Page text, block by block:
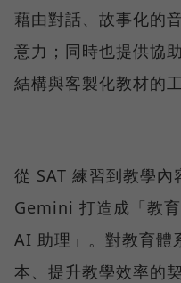
藉由對話、故事化的
意力；同時也提供協
結構與客製化教材的工
從 SAT 練習到教學
Gemini 打造成「教
AI 助理」。對教育體
本、提升教學效率的